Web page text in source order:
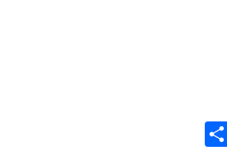
נופש לרודוס באוקטובר 18/10/2018
E